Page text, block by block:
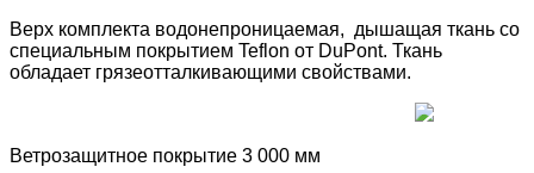
Верх комплекта водонепроницаемая, дышащая ткань со
специальным покрытием Teflon от DuPont. Ткань
обладает грязеотталкивающими свойствами.
Ветрозащитное покрытие 3 000 мм